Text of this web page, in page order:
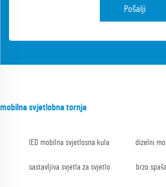
Pošalji
mobilna svjetlobna tornja
lED mobilna svjetlosna kula dizelni
sastavljiva svjetla za svjetlo brzo